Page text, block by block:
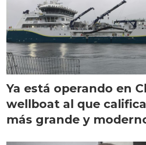
Ya está operando en
wellboat al que
más grande y